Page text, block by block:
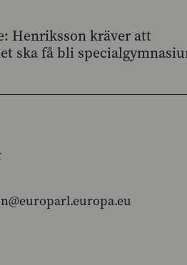
Henriksson kräver att
ska få bli